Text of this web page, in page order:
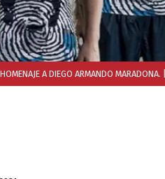
A DIEGO ARMANDO MARADONA.